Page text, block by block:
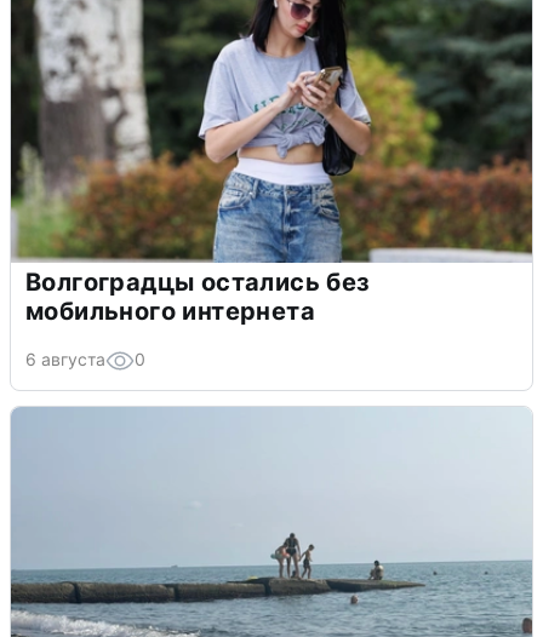
Волгоградцы остались без
мобильного интернета
6 августа 0